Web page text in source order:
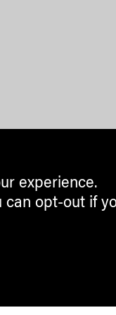
experience.
can opt-out if